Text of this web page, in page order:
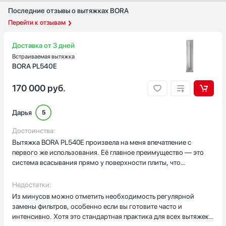
Медь
Золото
Интервальная работа
Есть
Автоматическая регулировка скорости
Страна производства
Австрия
Германия
Евросоюз
Италия
Показать все
Гарантия, мес
Последние отзывы о вытяжках BORA
Перейти к отзывам
Доставка от 3 дней
Встраиваемая вытяжка
BORA PL540E
170 000 руб.
Дарья 5
Достоинства:
Вытяжка BORA PL540E произвела на меня впечатление с
первого же использования. Её главное преимущество — это
система всасывания прямо у поверхности плиты, что
как они успевают распространиться по кухне. Это особенно
ценно, когда готовишь что-то с сильным ароматом —
например, рыбу или специи. Уровень шума при работе на
средней мощности почти незаметен, а на максимальной —
сравним с тихим шепотом, что делает общение на кухне
Недостатки:
Из минусов можно отметить необходимость регулярной
замены фильтров, особенно если вы готовите часто и
интенсивно. Хотя это стандартная практика для всех вытяжек с